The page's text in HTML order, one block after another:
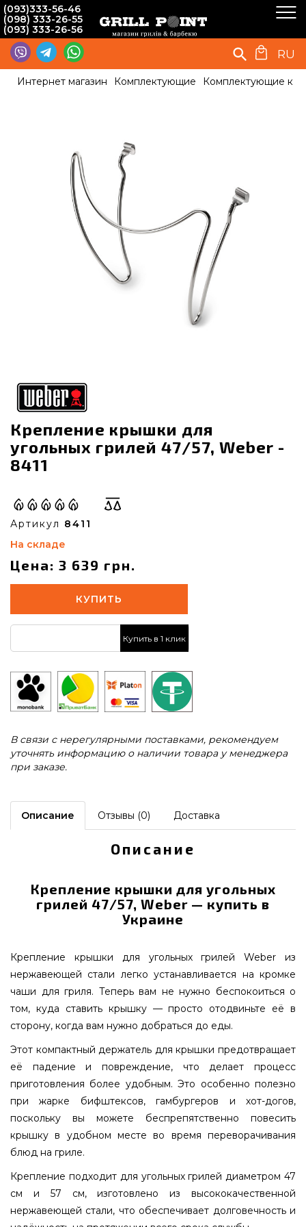
(093)333-56-46
(098) 333-26-55
(093) 333-26-56
RU
Интернет магазин Комплектующие Комплектующие к
Крепление крышки для
угольных грилей 47/57, Weber -
8411
Артикул 8411
На складе
Цена: 3 639 грн.
КУПИТЬ
Купить в 1 клик
В связи с нерегулярными поставками, рекомендуем
уточнять информацию о наличии товара у менеджера
при заказе.
Описание Отзывы (0) Доставка
Описание
Крепление крышки для угольных
грилей 47/57, Weber — купить в
Украине
Крепление крышки для угольных грилей Weber из
нержавеющей стали легко устанавливается на кромке
чаши для гриля. Теперь вам не нужно беспокоиться о
том, куда ставить крышку — просто отодвиньте её в
сторону, когда вам нужно добраться до еды.
Этот компактный держатель для крышки предотвращает
её падение и повреждение, что делает процесс
приготовления более удобным. Это особенно полезно
при жарке бифштексов, гамбургеров и хот-догов,
поскольку вы можете беспрепятственно повесить
крышку в удобном месте во время переворачивания
блюд на гриле.
Крепление подходит для угольных грилей диаметром 47
см и 57 см, изготовлено из высококачественной
нержавеющей стали, что обеспечивает долговечность и